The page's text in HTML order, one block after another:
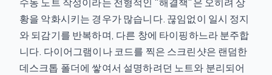
황을 악화시키는 경우가 많습니다. 끊임없이 일시 정지
와 되감기를 반복하며, 다른 창에 타이핑하느라 분주합
니다. 다이어그램이나 코드를 찍은 스크린샷은 랜덤한
데스크톱 폴더에 쌓여서 설명하려던 노트와 분리되어